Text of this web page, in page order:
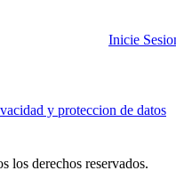
Inicie
y proteccion de datos
los derechos reservados.